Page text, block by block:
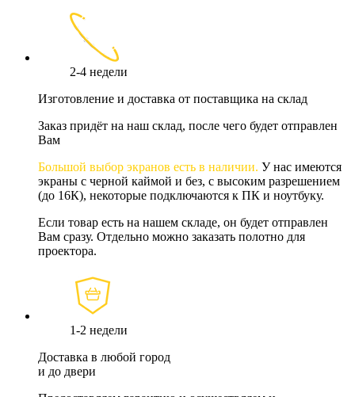
2-4 недели
Изготовление и доставка от поставщика на склад
Заказ придёт на наш склад, после чего будет отправлен
Вам
Большой выбор экранов есть в наличии. У нас имеются
экраны с черной каймой и без, с высоким разрешением
(до 16К), некоторые подключаются к ПК и ноутбуку.
Если товар есть на нашем складе, он будет отправлен
Вам сразу. Отдельно можно заказать полотно для
проектора.
1-2 недели
Доставка в любой город
и до двери